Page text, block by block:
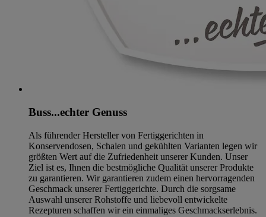
Buss...echter Genuss
Als führender Hersteller von Fertiggerichten in
Konservendosen, Schalen und gekühlten Varianten legen wir
größten Wert auf die Zufriedenheit unserer Kunden. Unser
Ziel ist es, Ihnen die bestmögliche Qualität unserer Produkte
zu garantieren. Wir garantieren zudem einen hervorragenden
Geschmack unserer Fertiggerichte. Durch die sorgsame
Auswahl unserer Rohstoffe und liebevoll entwickelte
Rezepturen schaffen wir ein einmaliges Geschmackserlebnis.